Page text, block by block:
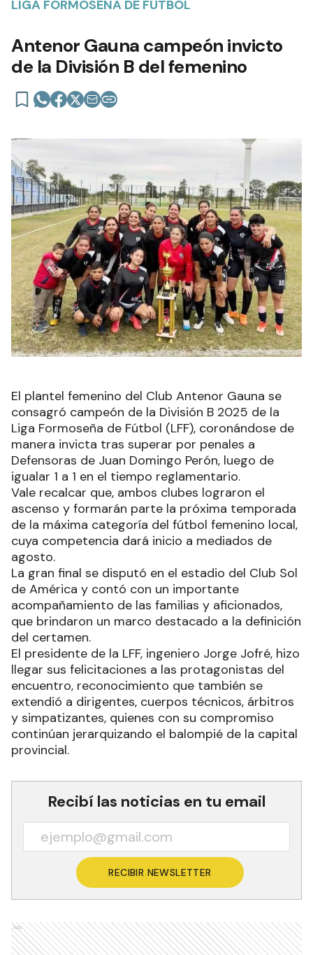
LIGA FORMOSEÑA DE FÚTBOL
Antenor Gauna campeón invicto
de la División B del femenino
El plantel femenino del Club Antenor Gauna se
consagró campeón de la División B 2025 de la
Liga Formoseña de Fútbol (LFF), coronándose de
manera invicta tras superar por penales a
Defensoras de Juan Domingo Perón, luego de
igualar 1 a 1 en el tiempo reglamentario.
Vale recalcar que, ambos clubes lograron el
ascenso y formarán parte la próxima temporada
de la máxima categoría del fútbol femenino local,
cuya competencia dará inicio a mediados de
agosto.
La gran final se disputó en el estadio del Club Sol
de América y contó con un importante
acompañamiento de las familias y aficionados,
que brindaron un marco destacado a la definición
del certamen.
El presidente de la LFF, ingeniero Jorge Jofré, hizo
llegar sus felicitaciones a las protagonistas del
encuentro, reconocimiento que también se
extendió a dirigentes, cuerpos técnicos, árbitros
y simpatizantes, quienes con su compromiso
continúan jerarquizando el balompié de la capital
provincial.
Recibí las noticias en tu email
RECIBIR NEWSLETTER
Ads